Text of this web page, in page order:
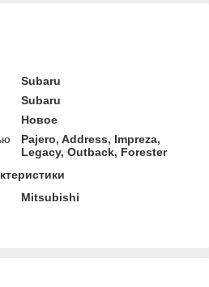
Subaru
Subaru
Новое
Pajero, Address, Impreza,
Legacy, Outback, Forester
Mitsubishi